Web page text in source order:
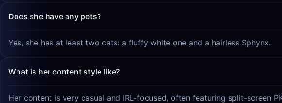
Does she have any pets?
Yes, she has at least two cats: a fluffy white one and a hairless Sphynx.
What is her content style like?
Her content is very casual and IRL-focused, often featuring split-screen